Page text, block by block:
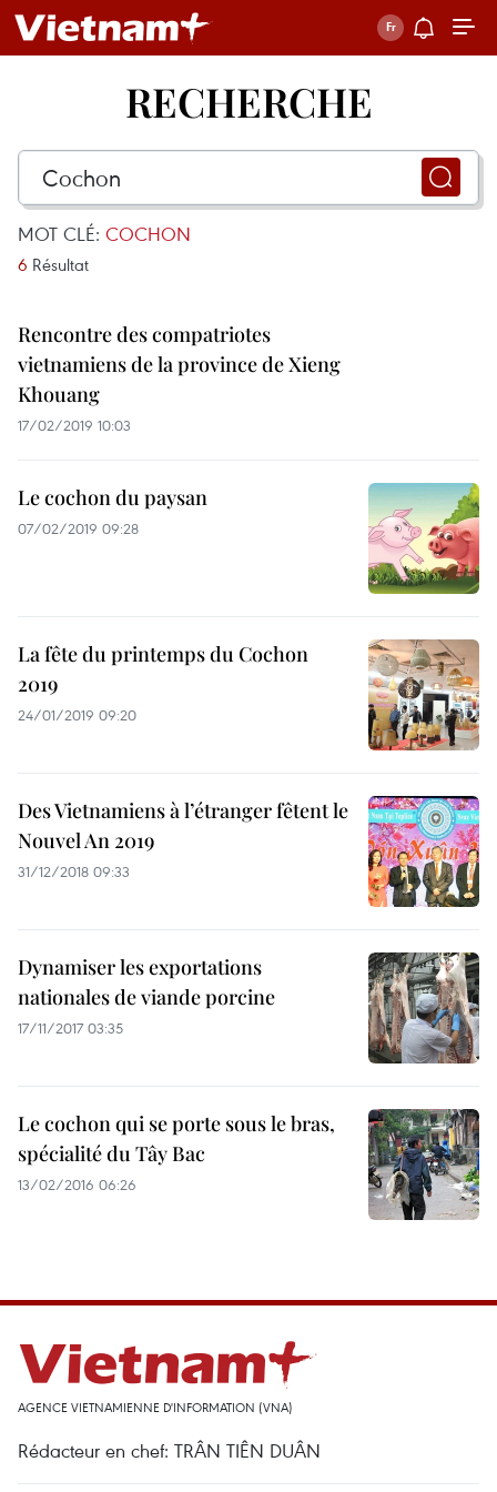
RECHERCHE
MOT CLÉ: COCHON
6 Résultat
Rencontre des compatriotes
vietnamiens de la province de Xieng
Khouang
17/02/2019 10:03
Le cochon du paysan
07/02/2019 09:28
La fête du printemps du Cochon
2019
24/01/2019 09:20
Des Vietnamiens à l’étranger fêtent le
Nouvel An 2019
31/12/2018 09:33
Dynamiser les exportations
nationales de viande porcine
17/11/2017 03:35
Le cochon qui se porte sous le bras,
spécialité du Tây Bac
13/02/2016 06:26
AGENCE VIETNAMIENNE D'INFORMATION (VNA)
Rédacteur en chef: TRÂN TIÊN DUÂN